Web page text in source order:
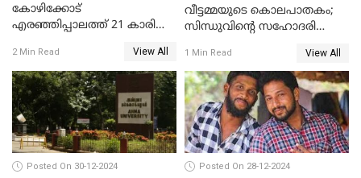
കോഴിക്കോട്
എരഞ്ഞിപ്പാലത്ത് 21 കാരി
കൂടുതൽ അന്വേഷണത്തിന്
പൊലീസ്
2 Min Read View All
വീട്ടമ്മയുടെ കൊലപാതകം;
സിന്ധുവിന്റെ സഹോദരി
1 Min Read View All
Posted On 30-12-2024 Posted On 28-12-2024